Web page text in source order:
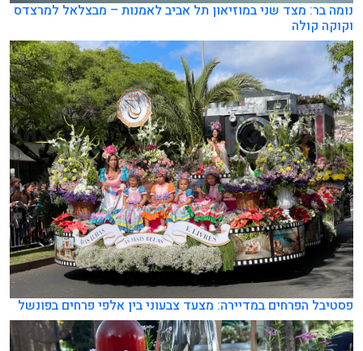
נומה בר: מצד שני במוזיאון תל אביב לאמנות – מבצלאל למרצדס
וקוקה קולה
פסטיבל הפרחים במדיירה: מצעד צבעוני בין אלפי פרחים בפונשל